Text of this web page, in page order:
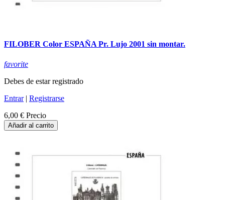
FILOBER Color ESPAÑA Pr. Lujo 2001 sin montar.
favorite
Debes de estar registrado
Entrar| Registrarse
6,00 € Precio
Añadir al carrito